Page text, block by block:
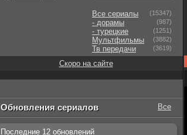
Все сериалы (15347)
- дорамы (987)
- турецкие (1251)
Мультфильмы (3882)
Тв передачи (3619)
Скоро на сайте
Обновления сериалов Все
Последние 12 обновлений